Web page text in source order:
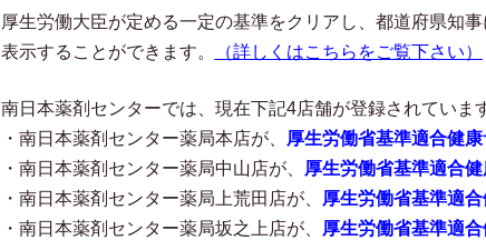
厚生労働大臣が定める一定の基準をクリアし、都道府県知
表示することができます。
（詳しくはこちらをご覧下さい）
南日本薬剤センターでは、現在下記4店舗が登録されていま
・南日本薬剤センター薬局本店が、 厚生労働省基準適合健
・南日本薬剤センター薬局中山店が、 厚生労働省基準適合
・南日本薬剤センター薬局上荒田店が、 厚生労働省基準適
・南日本薬剤センター薬局坂之上店が、 厚生労働省基準適